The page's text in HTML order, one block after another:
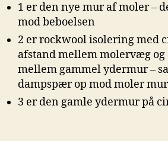
1 er den nye mur af moler –
mod beboelsen
2 er rockwool isolering med
afstand mellem molervæg og
mellem gammel ydermur –
dampspær op mod moler
3 er den gamle ydermur på